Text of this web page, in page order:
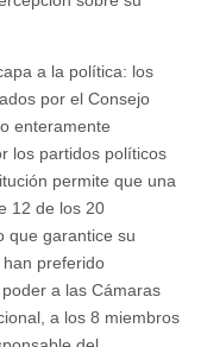
a la política: los
por el Consejo
enteramente
los partidos políticos
permite que una
12 de los 20
que garantice su
preferido
a las Cámaras
a los 8 miembros